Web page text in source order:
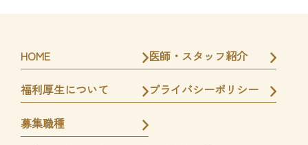
HOME 医師・スタッフ紹介
福利厚生について プライバシーポリシー
募集職種